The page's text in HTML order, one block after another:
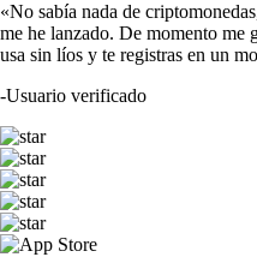
«No sabía nada de
me he lanzado. De momento me
usa sin líos y te registras en un
-Usuario verificado